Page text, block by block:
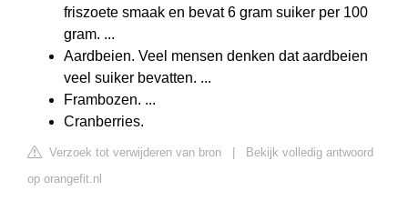
friszoete smaak en bevat 6 gram suiker per 100
gram. ...
Aardbeien. Veel mensen denken dat aardbeien
veel suiker bevatten. ...
Frambozen. ...
Cranberries.
Verzoek tot verwijderen van bron
Bekijk volledig antwoord
op orangefit.nl